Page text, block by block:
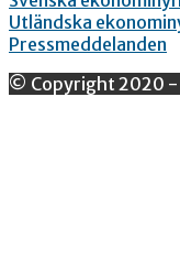
Utländska
Pressmeddelanden
© Copyright 2020 -